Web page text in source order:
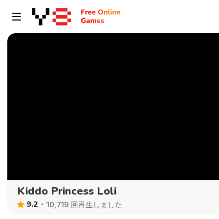
Kiddo Princess Loli
9.2 10,719 回再生しました